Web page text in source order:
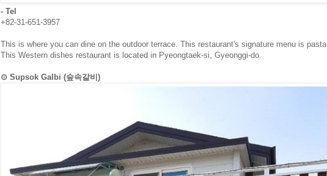
- Tel
+82-31-651-3957
This is where you can dine on the outdoor terrace. This restaurant's signature menu is pasta.
This Western dishes restaurant is located in Pyeongtaek-si, Gyeonggi-do.
⊙ Supsok Galbi (숲속갈비)